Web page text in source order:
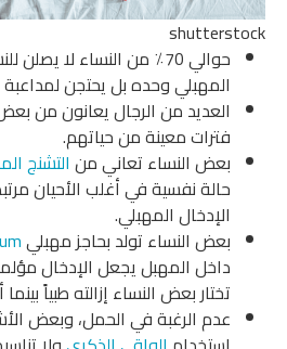
shutterstock
حوالي 70٪ من النساء لا
المهبلي وحده بل يحتجن لمداعبة
العديد من الرجال يعانون من
فترات معينة من حياتهم.
بعض النساء تعاني منالتشنج
حالة نفسية في أغلب الأحيان
الإدخال المهبلي.
بعض النساء تولد بحاجز مهبلي
داخل المهبل يجعل الإدخال
تختار بعض النساء إزالته طبياً
عدم الرغبة في الحمل، وبعض